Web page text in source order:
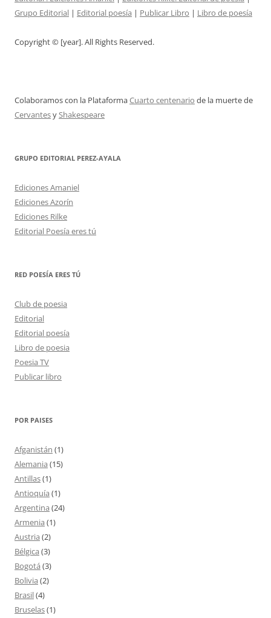
Grupo Editorial | Editorial poesía | Publicar Libro | Libro de poesía
Copyright © [year]. All Rights Reserved.
Colaboramos con la PlataformaCuarto centenario de la muerte de
CervantesyShakespeare
GRUPO EDITORIAL PEREZ-AYALA
Ediciones Amaniel
Ediciones Azorín
Ediciones Rilke
Editorial Poesía eres tú
RED POESÍA ERES TÚ
Club de poesia
Editorial
Editorial poesía
Libro de poesia
Poesia TV
Publicar libro
POR PAISES
Afganistán (1)
Alemania (15)
Antillas(1)
Antioquía (1)
Argentina (24)
Armenia (1)
Austria (2)
Bélgica (3)
Bogotá (3)
Bolivia (2)
Brasil(4)
Bruselas(1)